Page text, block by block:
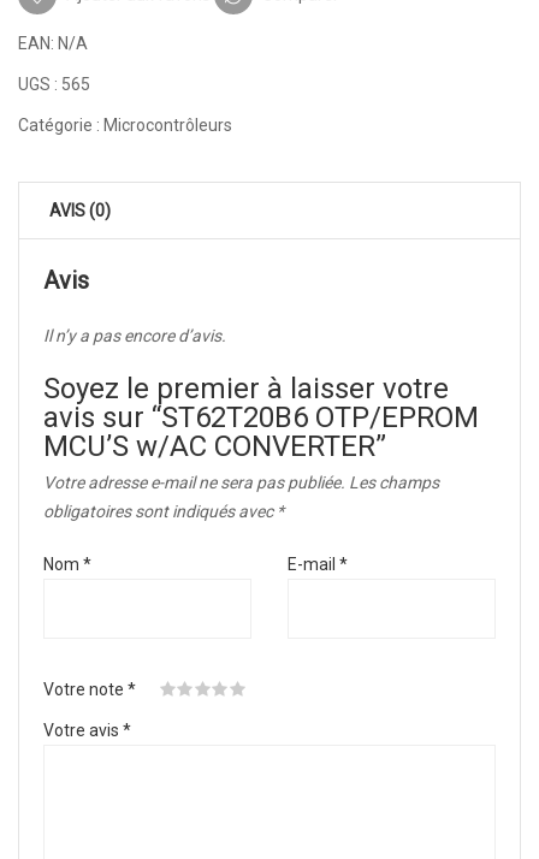
EAN: N/A
UGS : 565
Catégorie : Microcontrôleurs
AVIS (0)
Avis
Il n’y a pas encore d’avis.
Soyez le premier à laisser votre
avis sur “ST62T20B6 OTP/EPROM
MCU’S w/AC CONVERTER”
Votre adresse e-mail ne sera pas publiée. Les champs
obligatoires sont indiqués avec *
Nom * E-mail *
Votre note *
Votre avis *